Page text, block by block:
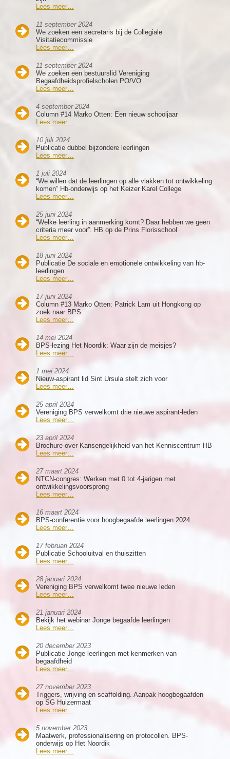
Lees meer…
11 september 2024
We zoeken een secretaris bij de Collegiale
Visitatiecommissie
Lees meer…
11 september 2024
We zoeken een bestuurslid Vereniging
Begaafdheidsprofielscholen PO/VO
Lees meer…
4 september 2024
Column #14 Marko Otten: Een nieuw schooljaar
Lees meer…
10 juli 2024
Publicatie dubbel bijzondere leerlingen
Lees meer…
1 juli 2024
“We willen dat de leerlingen op alle vlakken tot ontwikkeling
komen” Hb-onderwijs op het Keizer Karel College
Lees meer…
25 juni 2024
“Welke leerling in aanmerking komt? Daar hebben we geen
criteria meer voor”. HB op de Prins Florisschool
Lees meer…
18 juni 2024
Publicatie De sociale en emotionele ontwikkeling van hb-
leerlingen
Lees meer…
17 juni 2024
Column #13 Marko Otten: Patrick Lam uit Hongkong op
zoek naar BPS
Lees meer…
14 mei 2024
BPS-lezing Het Noordik: Waar zijn de meisjes?
Lees meer…
1 mei 2024
Nieuw-aspirant lid Sint Ursula stelt zich voor
Lees meer…
25 april 2024
Vereniging BPS verwelkomt drie nieuwe aspirant-leden
Lees meer…
23 april 2024
Brochure over Kansengelijkheid van het Kenniscentrum HB
Lees meer…
27 maart 2024
NTCN-congres: Werken met 0 tot 4-jarigen met
ontwikkelingsvoorsprong
Lees meer…
16 maart 2024
BPS-conferentie voor hoogbegaafde leerlingen 2024
Lees meer…
17 februari 2024
Publicatie Schooluitval en thuiszitten
Lees meer…
28 januari 2024
Vereniging BPS verwelkomt twee nieuwe leden
Lees meer…
21 januari 2024
Bekijk het webinar Jonge begaafde leerlingen
Lees meer…
20 december 2023
Publicatie Jonge leerlingen met kenmerken van
begaafdheid
Lees meer…
27 november 2023
Triggers, wrijving en scaffolding. Aanpak hoogbegaafden
op SG Huizermaat
Lees meer…
5 november 2023
Maatwerk, professionalisering en protocollen. BPS-
onderwijs op Het Noordik
Lees meer…